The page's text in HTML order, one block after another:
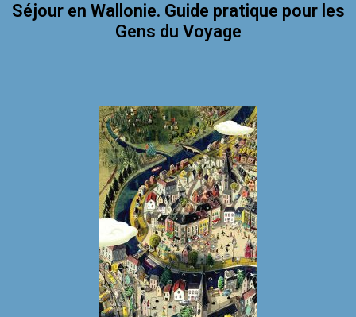
Séjour en Wallonie. Guide pratique pour les
Gens du Voyage